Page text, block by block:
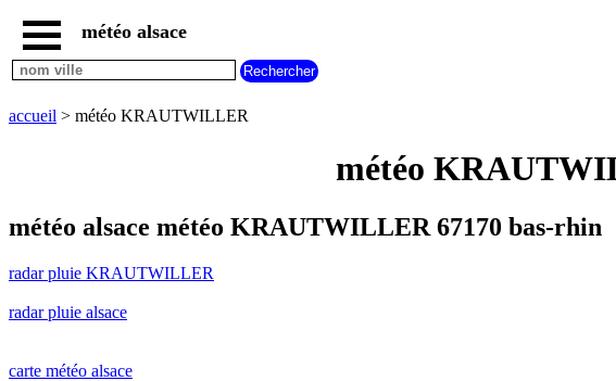
accueil
radar
KRAUTWILLER
radar
pluie
carte
météo
france
villes
météo alsace
accueil > météo KRAUTWILLER
météo
météo alsace météo KRAUTWILLER 67170 bas-rhin
radar pluie KRAUTWILLER
radar pluie alsace
carte météo alsace